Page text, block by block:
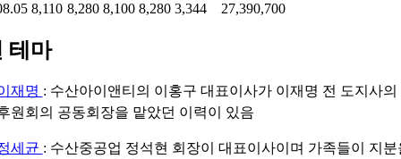
8,110 8,280 8,100 8,280 3,344 27,390,700
테마
재명 : 수산아이앤티의 이홍구 대표이사가 이재명 전 도지사의
원회의 공동회장을 맡았던 이력이 있음
세균 : 수산중공업 정석현 회장이 대표이사이며 가족들이 지분